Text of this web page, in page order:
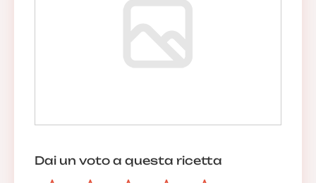
Dai un voto a questa ricetta